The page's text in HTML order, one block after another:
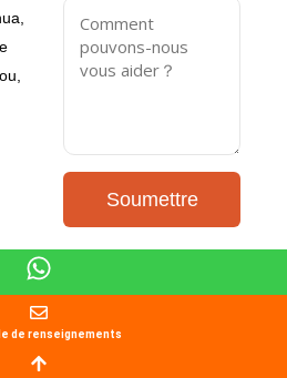
Soumettre
de renseignements